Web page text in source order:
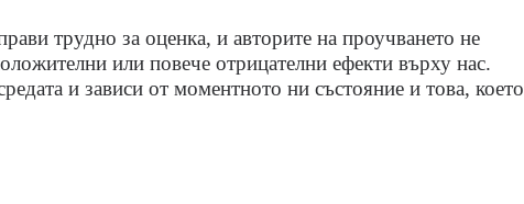
трудно за оценка, и авторите на проучването не
или повече отрицателни ефекти върху нас.
и зависи от моментното ни състояние и това, което